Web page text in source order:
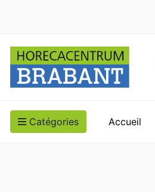
Catégories Accueil